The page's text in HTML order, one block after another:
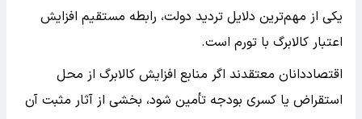
یکی از مهم‌ترین دلایل تردید دولت، رابطه مستقیم افزایش
اعتبار کالابرگ با تورم است.
اقتصاددانان معتقدند اگر منابع افزایش کالابرگ از محل
استقراض یا کسری بودجه تأمین شود، بخشی از آثار مثبت آن